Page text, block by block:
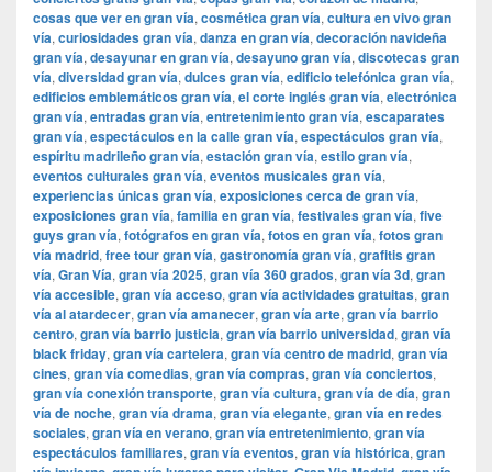
cosas que ver en gran vía, cosmética gran vía, cultura en vivo gran
vía, curiosidades gran vía, danza en gran vía, decoración navideña
gran vía, desayunar en gran vía, desayuno gran vía, discotecas gran
vía, diversidad gran vía, dulces gran vía, edificio telefónica gran vía,
edificios emblemáticos gran vía, el corte inglés gran vía, electrónica
gran vía, entradas gran vía, entretenimiento gran vía, escaparates
gran vía, espectáculos en la calle gran vía, espectáculos gran vía,
espíritu madrileño gran vía, estación gran vía, estilo gran vía,
eventos culturales gran vía, eventos musicales gran vía,
experiencias únicas gran vía, exposiciones cerca de gran vía,
exposiciones gran vía, familia en gran vía, festivales gran vía, five
guys gran vía, fotógrafos en gran vía, fotos en gran vía, fotos gran
vía madrid, free tour gran vía, gastronomía gran vía, grafitis gran
vía, Gran Vía, gran vía 2025, gran vía 360 grados, gran vía 3d, gran
vía accesible, gran vía acceso, gran vía actividades gratuitas, gran
vía al atardecer, gran vía amanecer, gran vía arte, gran vía barrio
centro, gran vía barrio justicia, gran vía barrio universidad, gran vía
black friday, gran vía cartelera, gran vía centro de madrid, gran vía
cines, gran vía comedias, gran vía compras, gran vía conciertos,
gran vía conexión transporte, gran vía cultura, gran vía de día, gran
vía de noche, gran vía drama, gran vía elegante, gran vía en redes
sociales, gran vía en verano, gran vía entretenimiento, gran vía
espectáculos familiares, gran vía eventos, gran vía histórica, gran